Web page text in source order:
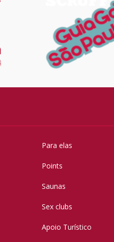
Para elas
Points
Saunas
Sex clubs
Apoio Turístico